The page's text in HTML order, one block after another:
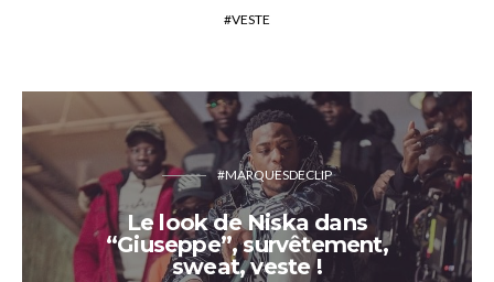
VESTE
#MARQUESDECLIP
Le look de Niska dans
“Giuseppe”, survêtement,
sweat, veste !